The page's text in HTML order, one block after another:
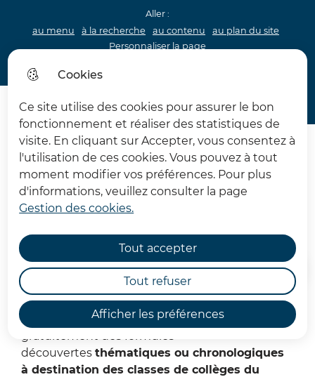
Cookies
Ce site utilise des cookies pour assurer le bon
fonctionnement et réaliser des statistiques de
visite. En cliquant sur Accepter, vous consentez à
l'utilisation de ces cookies. Vous pouvez à tout
moment modifier vos préférences. Pour plus
d'informations, veuillez consulter la page
Gestion des cookies.
Afficher les préférences
Tout accepter
Tout refuser
Aller :
au menu
à la recherche au contenu
au plan du site
Personnaliser la page
Archéologie 62
Menu
Dans votre établissement
La Direction de l’Archéologie propose
gratuitement des formules
découvertes thématiques ou chronologiques
à destination des classes de collèges du